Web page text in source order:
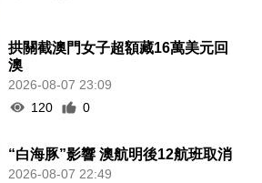
拱關截澳門女子超額藏16萬美元回
澳
2026-08-07 23:09
120
0
“白海豚”影響 澳航明後12航班取消
2026-08-07 22:49